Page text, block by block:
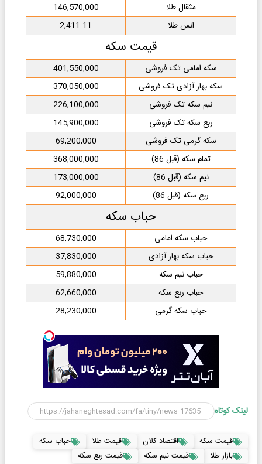
مثقال طلا
146,570,000
انس طلا
2,411.11
قیمت سکه
سکه امامی تک فروشی
401,550,000
سکه بهار آزادی تک فروشی
370,050,000
نیم سکه تک فروشی
226,100,000
ربع سکه تک فروشی
145,900,000
سکه گرمی تک فروشی
69,200,000
تمام سکه (قبل 86)
368,000,000
نیم سکه (قبل 86)
173,000,000
ربع سکه (قبل 86)
92,000,000
حباب سکه
حباب سکه امامی
68,730,000
حباب سکه بهار آزادی
37,830,000
حباب نیم سکه
59,880,000
حباب ربع سکه
62,660,000
حباب سکه گرمی
28,230,000
لینک کوتاه
قیمت سکه اقتصاد کلان قیمت طلا
حباب سکه
بازار طلا
قیمت نیم سکه قیمت ربع سکه